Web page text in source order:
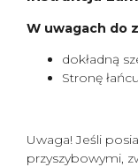
W uwagach do
dokładną
Stronę
Uwaga! Jeśli
przyszybowymi,